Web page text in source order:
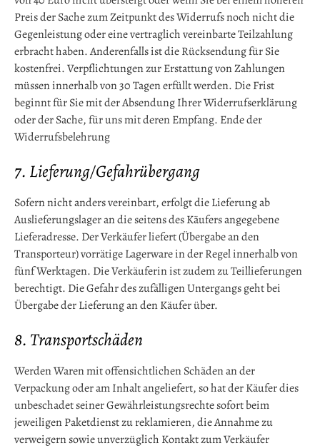
Preis der Sache zum Zeitpunkt des Widerrufs noch nicht die
Gegenleistung oder eine vertraglich vereinbarte Teilzahlung
erbracht haben. Anderenfalls ist die Rücksendung für Sie
kostenfrei. Verpflichtungen zur Erstattung von Zahlungen
müssen innerhalb von 30 Tagen erfüllt werden. Die Frist
beginnt für Sie mit der Absendung Ihrer Widerrufserklärung
oder der Sache, für uns mit deren Empfang. Ende der
Widerrufsbelehrung
7. Lieferung/Gefahrübergang
Sofern nicht anders vereinbart, erfolgt die Lieferung ab
Auslieferungslager an die seitens des Käufers angegebene
Lieferadresse. Der Verkäufer liefert (Übergabe an den
Transporteur) vorrätige Lagerware in der Regel innerhalb von
fünf Werktagen. Die Verkäuferin ist zudem zu Teillieferungen
berechtigt. Die Gefahr des zufälligen Untergangs geht bei
Übergabe der Lieferung an den Käufer über.
8. Transportschäden
Werden Waren mit offensichtlichen Schäden an der
Verpackung oder am Inhalt angeliefert, so hat der Käufer dies
unbeschadet seiner Gewährleistungsrechte sofort beim
jeweiligen Paketdienst zu reklamieren, die Annahme zu
verweigern sowie unverzüglich Kontakt zum Verkäufer